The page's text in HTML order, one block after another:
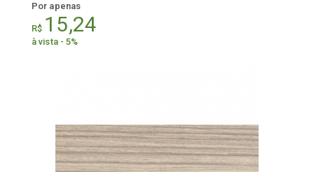
Por apenas
R$ 15,24
à vista - 5%